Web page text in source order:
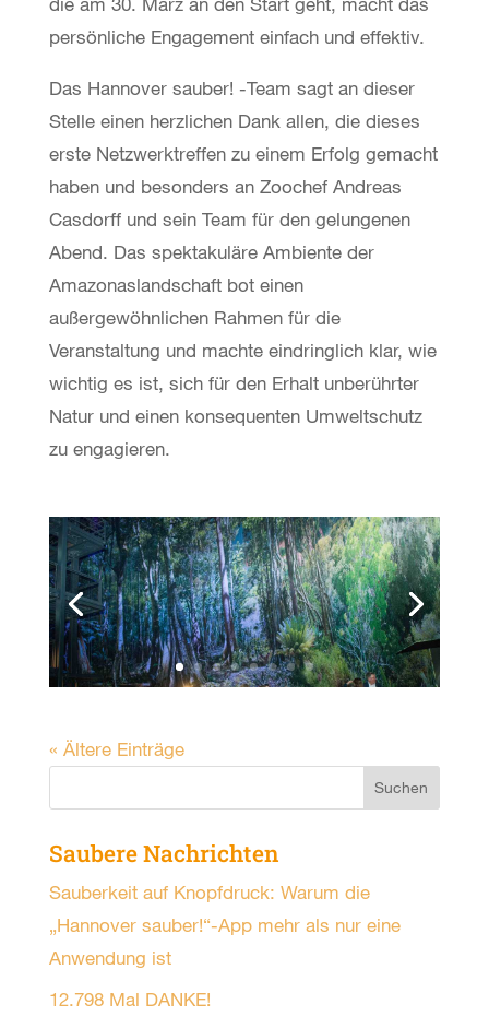
persönliche Engagement einfach und effektiv.
Das Hannover sauber! -Team sagt an dieser
Stelle einen herzlichen Dank allen, die dieses
erste Netzwerktreffen zu einem Erfolg gemacht
haben und besonders an Zoochef Andreas
Casdorff und sein Team für den gelungenen
Abend. Das spektakuläre Ambiente der
Amazonaslandschaft bot einen
außergewöhnlichen Rahmen für die
Veranstaltung und machte eindringlich klar, wie
wichtig es ist, sich für den Erhalt unberührter
Natur und einen konsequenten Umweltschutz
zu engagieren.
« Ältere Einträge
Saubere Nachrichten
Sauberkeit auf Knopfdruck: Warum die
„Hannover sauber!“-App mehr als nur eine
Anwendung ist
12.798 Mal DANKE!